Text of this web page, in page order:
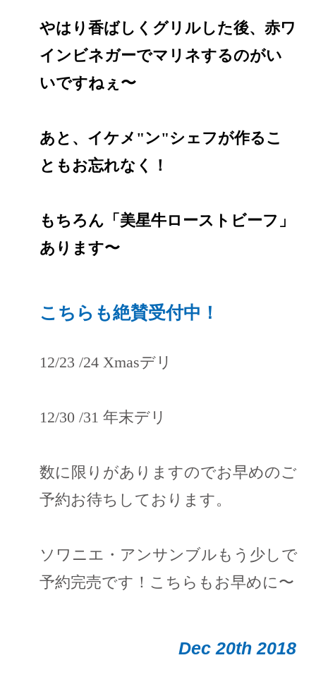
やはり香ばしくグリルした後、赤ワ
インビネガーでマリネするのがい
いですねぇ〜
あと、イケメ"ン"シェフが作るこ
ともお忘れなく！
もちろん「美星牛ローストビーフ」
あります〜
こちらも絶賛受付中！
12/23 /24 Xmasデリ
12/30 /31 年末デリ
数に限りがありますのでお早めのご
予約お待ちしております。
ソワニエ・アンサンブルもう少しで
予約完売です！こちらもお早めに〜
Dec 20th 2018